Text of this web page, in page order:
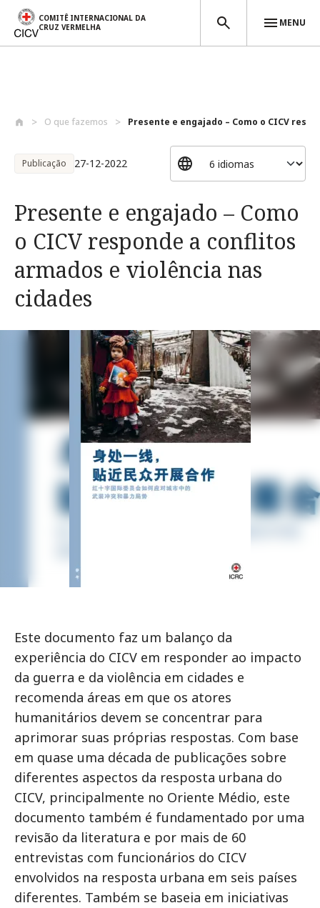
COMITÊ INTERNACIONAL DA
CRUZ VERMELHA
MENU
O que fazemos Presente e engajado – Como o CICV
Publicação 27-12-2022
Presente e engajado – Como
o CICV responde a conflitos
armados e violência nas
cidades
Este documento faz um balanço da
experiência do CICV em responder ao impacto
da guerra e da violência em cidades e
recomenda áreas em que os atores
humanitários devem se concentrar para
aprimorar suas próprias respostas. Com base
em quase uma década de publicações sobre
diferentes aspectos da resposta urbana do
CICV, principalmente no Oriente Médio, este
documento também é fundamentado por uma
revisão da literatura e por mais de 60
entrevistas com funcionários do CICV
envolvidos na resposta urbana em seis países
diferentes. Também se baseia em iniciativas